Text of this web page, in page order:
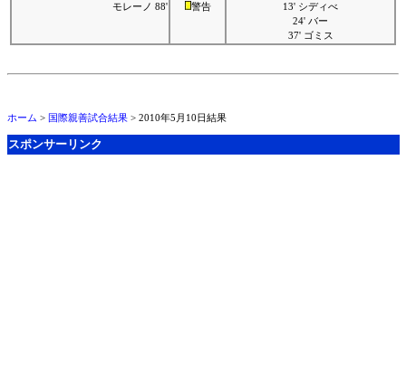
モレーノ 88'
警告
13' シディべ
24' バー
37' ゴミス
ホーム > 国際親善試合結果 > 2010年5月10日結果
スポンサーリンク